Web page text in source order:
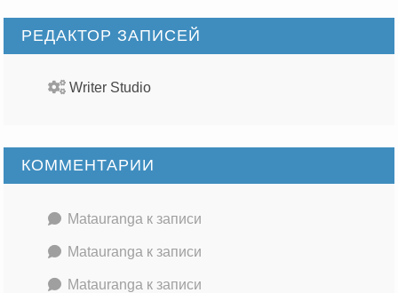
РЕДАКТОР ЗАПИСЕЙ
Writer Studio
КОММЕНТАРИИ
Matauranga к записи
Matauranga к записи
Matauranga к записи